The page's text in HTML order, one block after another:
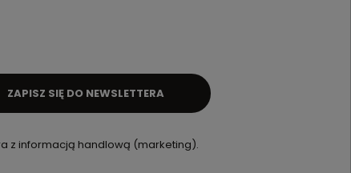
z informacją handlową (marketing).
ZAPISZ SIĘ DO NEWSLETTERA